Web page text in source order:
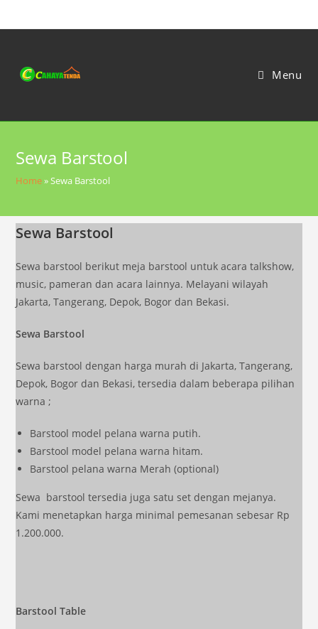
to
Menu
Sewa Barstool
Home»Sewa Barstool
Sewa Barstool
Sewa barstool berikut meja barstool untuk acara talkshow,
music, pameran dan acara lainnya. Melayani wilayah
Jakarta, Tangerang, Depok, Bogor dan Bekasi.
Sewa Barstool
Sewa barstool dengan harga murah di Jakarta, Tangerang,
Depok, Bogor dan Bekasi, tersedia dalam beberapa pilihan
warna ;
Barstool model pelana warna putih.
Barstool model pelana warna hitam.
Barstool pelana warna Merah (optional)
Sewa barstool tersedia juga satu set dengan mejanya.
Kami menetapkan harga minimal pemesanan sebesar Rp
1.200.000.
Barstool Table